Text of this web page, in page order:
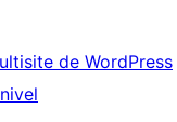
de WordPress